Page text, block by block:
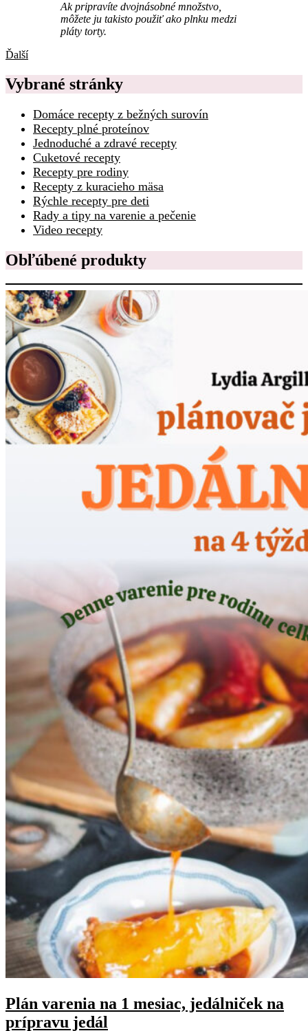
Ak pripravíte dvojnásobné množstvo,
môžete ju takisto použiť ako plnku medzi
pláty torty.
Ďalší
Vybrané stránky
Domáce recepty z bežných surovín
Recepty plné proteínov
Jednoduché a zdravé recepty
Cuketové recepty
Recepty pre rodiny
Recepty z kuracieho mäsa
Rýchle recepty pre deti
Rady a tipy na varenie a pečenie
Video recepty
Obľúbené produkty
Plán varenia na 1 mesiac, jedálniček na
prípravu jedál